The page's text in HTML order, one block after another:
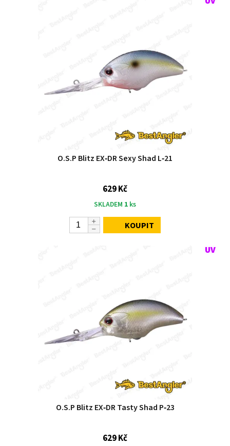
O.S.P Blitz EX‑DR Sexy Shad L‑21
629 Kč
SKLADEM 1 ks
KOUPIT
O.S.P Blitz EX‑DR Tasty Shad P‑23
629 Kč